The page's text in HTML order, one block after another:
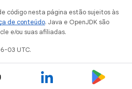
código nesta página estão sujeitos às
de conteúdo. Java e OpenJDK são
e/ou suas afiliadas.
03 UTC.